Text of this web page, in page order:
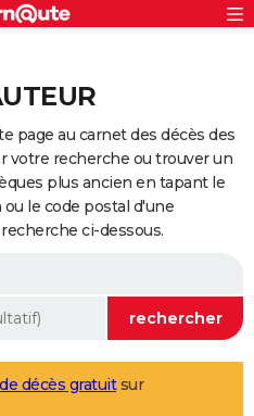
page au carnet des décès des
votre recherche ou trouver un
plus ancien en tapant le
le code postal d'une
ci-dessous.
décès gratuitsur